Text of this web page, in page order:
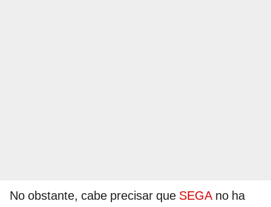
No obstante, cabe precisar que SEGAno ha